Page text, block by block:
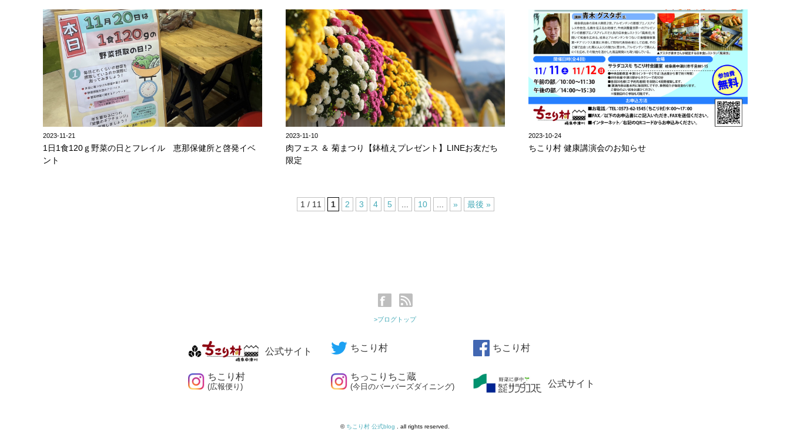
2023-11-21
1日1食120ｇ野菜の日とフレイル 恵那保健所と啓発イベ
ント
2023-11-10
肉フェス ＆ 菊まつり【鉢植えプレゼント】LINEお友だち
限定
2023-10-24
ちこり村 健康講演会のお知らせ
1 / 11 1 2 3 4 5 10 » 最後 »
>ブログトップ
公式サイト ちこり村 ちこり村
ちこり村
(広報便り)
ちっこりちこ蔵
(今日のバーバーズダイニング) 公式サイト
© ちこり村 公式blog . all rights reserved.